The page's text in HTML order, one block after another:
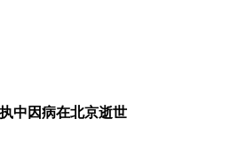
中因病在北京逝世